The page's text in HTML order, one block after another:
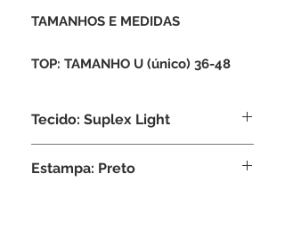
TAMANHOS E MEDIDAS
TOP: TAMANHO U (único) 36-48
Tecido: Suplex Light
Elastano
Estampa: Preto